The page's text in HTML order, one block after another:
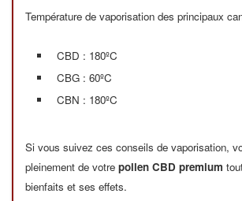
Température de vaporisation des principaux
CBD : 180ºC
CBG : 60ºC
CBN : 180ºC
Si vous suivez ces conseils de vaporisation,
pleinement de votre pollen CBD premium
bienfaits et ses effets.